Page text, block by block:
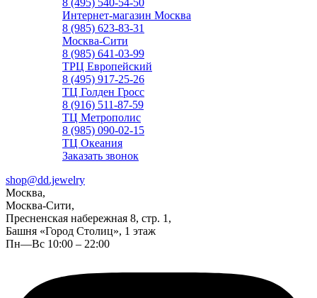
8 (495) 540-54-50
Интернет-магазин Москва
8 (985) 623-83-31
Москва-Сити
8 (985) 641-03-99
ТРЦ Европейский
8 (495) 917-25-26
ТЦ Голден Гросс
8 (916) 511-87-59
ТЦ Метрополис
8 (985) 090-02-15
ТЦ Океания
Заказать звонок
shop@dd.jewelry
Москва,
Москва-Сити,
Пресненская набережная 8, стр. 1,
Башня «Город Столиц», 1 этаж
Пн—Вс 10:00 – 22:00